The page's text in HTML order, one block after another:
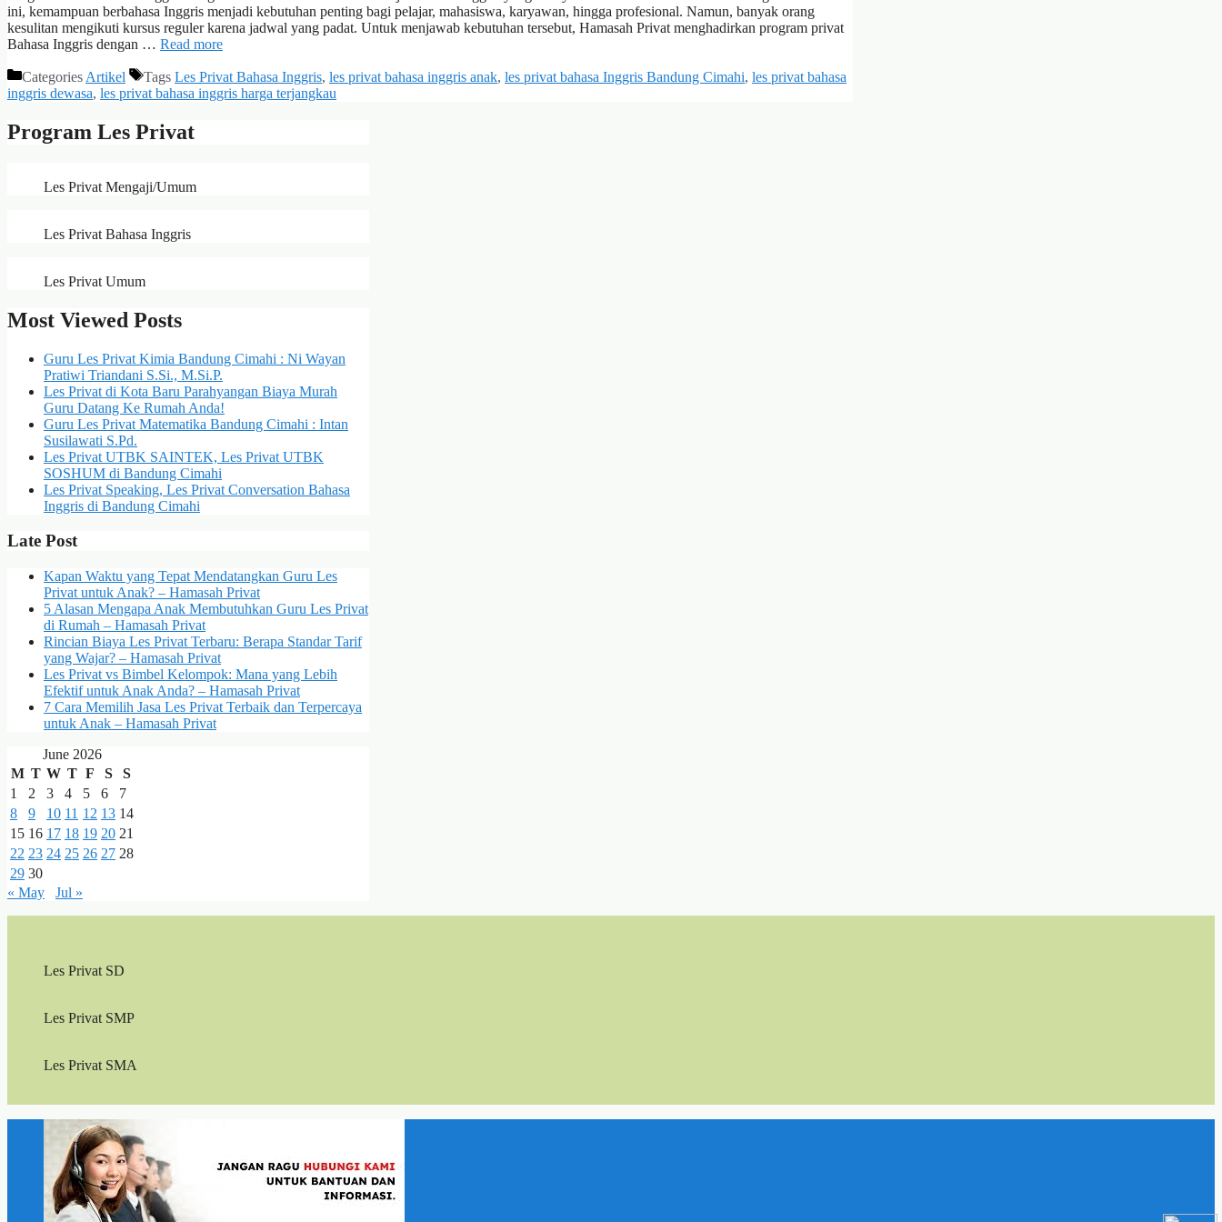
ini, kemampuan berbahasa Inggris menjadi kebutuhan penting bagi pelajar, mahasiswa, karyawan, hingga profesional. Namun, banyak orang
kesulitan mengikuti kursus reguler karena jadwal yang padat. Untuk menjawab kebutuhan tersebut, Hamasah Privat menghadirkan program privat
Bahasa Inggris dengan … Read more
Categories Artikel Tags Les Privat Bahasa Inggris, les privat bahasa inggris anak, les privat bahasa Inggris Bandung Cimahi, les privat bahasa
inggris dewasa, les privat bahasa inggris harga terjangkau
Program Les Privat
Les Privat Mengaji/Umum
Les Privat Bahasa Inggris
Les Privat Umum
Most Viewed Posts
Guru Les Privat Kimia Bandung Cimahi : Ni Wayan
Pratiwi Triandani S.Si., M.Si.P.
Les Privat di Kota Baru Parahyangan Biaya Murah
Guru Datang Ke Rumah Anda!
Guru Les Privat Matematika Bandung Cimahi : Intan
Susilawati S.Pd.
Les Privat UTBK SAINTEK, Les Privat UTBK
SOSHUM di Bandung Cimahi
Les Privat Speaking, Les Privat Conversation Bahasa
Inggris di Bandung Cimahi
Late Post
Kapan Waktu yang Tepat Mendatangkan Guru Les
Privat untuk Anak? – Hamasah Privat
5 Alasan Mengapa Anak Membutuhkan Guru Les Privat
di Rumah – Hamasah Privat
Rincian Biaya Les Privat Terbaru: Berapa Standar Tarif
yang Wajar? – Hamasah Privat
Les Privat vs Bimbel Kelompok: Mana yang Lebih
Efektif untuk Anak Anda? – Hamasah Privat
7 Cara Memilih Jasa Les Privat Terbaik dan Terpercaya
untuk Anak – Hamasah Privat
June 2026
M T W T F S
S
1
2 3 4 5 6
7
8
9 10 11 12 13 14
15 16 17 18 19 20 21
22 23 24 25 26 27 28
29 30
« May
Jul »
Les Privat SD
Les Privat SMP
Les Privat SMA